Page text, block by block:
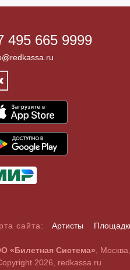
495 665 9999
сайта: Артисты
C D E F G H I J K L M N O P Q R S
2 3 4 5 6 7 8 9
«Билетная Система» ,
2026, redkassa.ru